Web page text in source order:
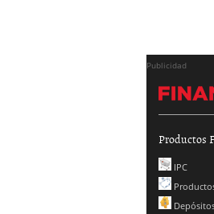
Publicidad
Productos
IPC